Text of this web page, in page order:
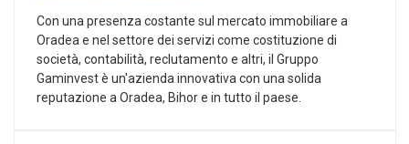
Con una presenza costante sul mercato immobiliare a
Oradea e nel settore dei servizi come costituzione di
società, contabilità, reclutamento e altri, il Gruppo
Gaminvest è un'azienda innovativa con una solida
reputazione a Oradea, Bihor e in tutto il paese.